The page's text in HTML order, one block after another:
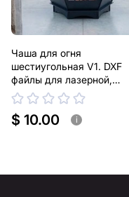
Чаша для огня
шестиугольная V1. DXF
файлы для лазерной,
плазменной резки
$ 10.00 i